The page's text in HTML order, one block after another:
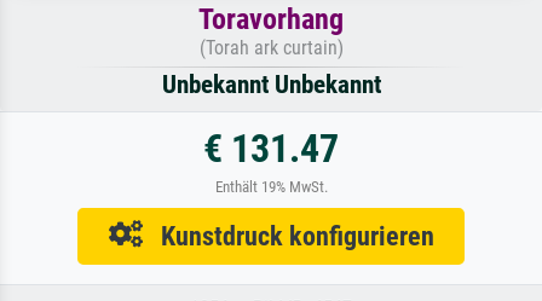
Toravorhang
(Torah ark curtain)
Unbekannt Unbekannt
€ 131.47
Enthält 19% MwSt.
Kunstdruck konfigurieren